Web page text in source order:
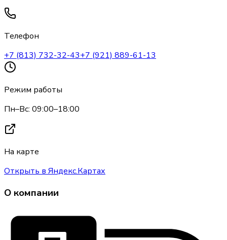
Телефон
+7 (813) 732-32-43+7 (921) 889-61-13
Режим работы
Пн–Вс: 09:00–18:00
На карте
Открыть в Яндекс.Картах
О компании